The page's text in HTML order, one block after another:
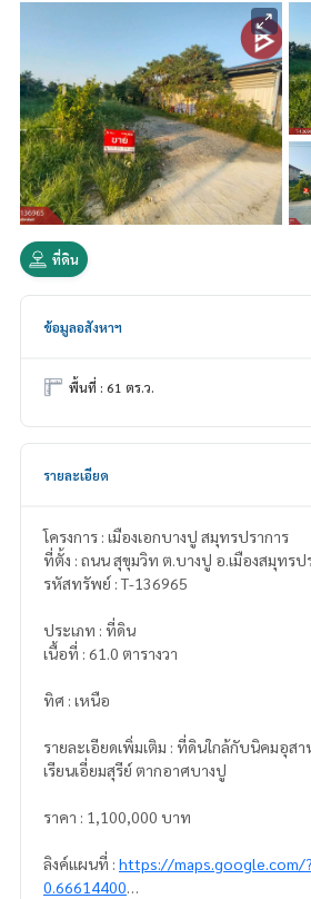
ที่ดิน
ข้อมูลอสังหาฯ
พื้นที่ : 61 ตร.ว.
รายละเอียด
โครงการ : เมืองเอกบางปู สมุทรปราการ
ที่ตั้ง : ถนน สุขุมวิท ต.บางปู อ.เมืองสมุทรป
รหัสทรัพย์ : T-136965
ประเภท : ที่ดิน
เนื้อที่ : 61.0 ตารางวา
ทิศ : เหนือ
รายละเอียดเพิ่มเติม : ที่ดินใกล้กับนิคมอุสา
เรียนเอี่ยมสุรีย์ ตากอาศบางปู
ราคา : 1,100,000 บาท
ลิงค์แผนที่ : https://maps.google.com/
0.66614400